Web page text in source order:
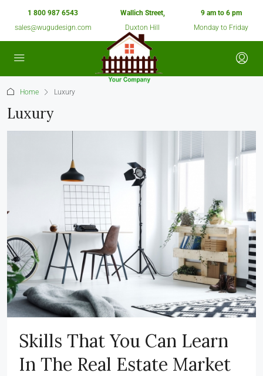
1 800 987 6543
sales@wugudesign.com
Wallich Street,
Duxton Hill
9 am to 6 pm
Monday to Friday
Home Luxury
Luxury
Skills That You Can Learn
In The Real Estate Market